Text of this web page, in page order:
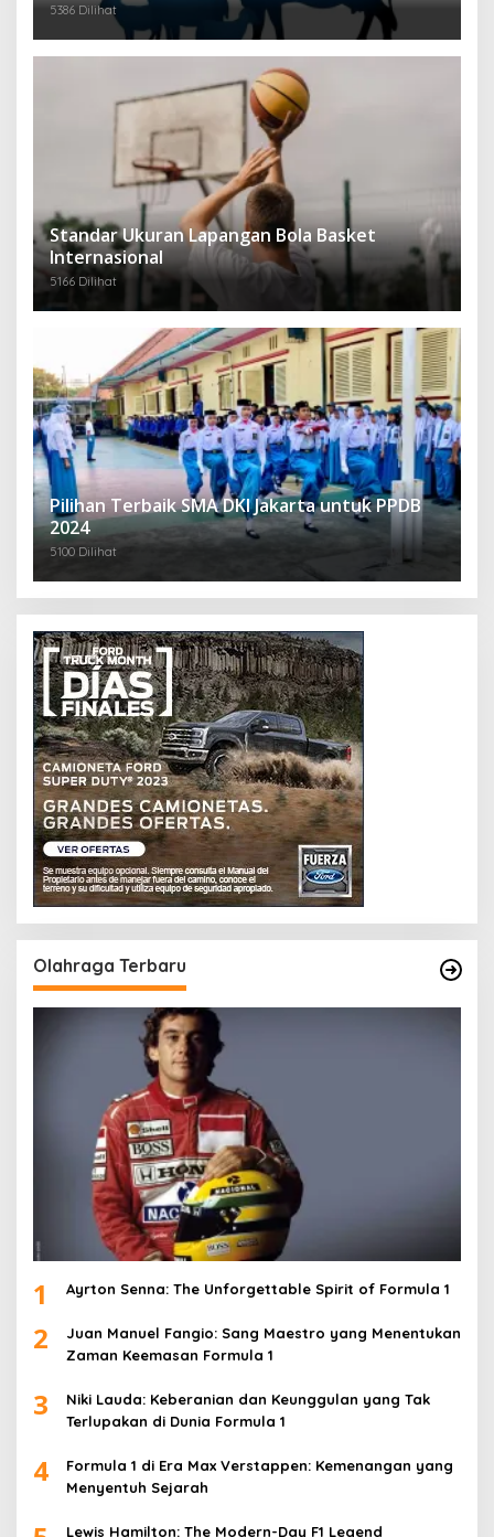
5386 Dilihat
Standar Ukuran Lapangan Bola Basket
Internasional
5166 Dilihat
Pilihan Terbaik SMA DKI Jakarta untuk PPDB
2024
5100 Dilihat
Olahraga Terbaru
1 Ayrton Senna: The Unforgettable Spirit of Formula 1
2
Juan Manuel Fangio: Sang Maestro yang Menentukan
Zaman Keemasan Formula 1
3
Niki Lauda: Keberanian dan Keunggulan yang Tak
Terlupakan di Dunia Formula 1
4
Formula 1 di Era Max Verstappen: Kemenangan yang
Menyentuh Sejarah
Lewis Hamilton: The Modern-Day F1 Legend